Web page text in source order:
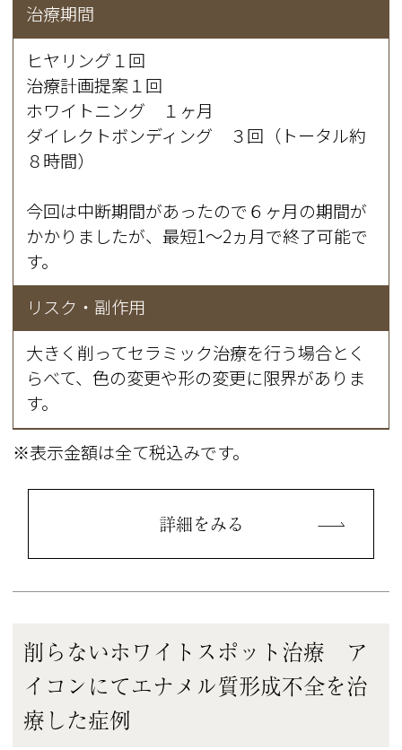
治療期間
ヒヤリング１回
治療計画提案１回
ホワイトニング １ヶ月
ダイレクトボンディング ３回（トータル約
８時間）
今回は中断期間があったので６ヶ月の期間が
かかりましたが、最短1～2ヵ月で終了可能で
す。
リスク・副作用
大きく削ってセラミック治療を行う場合とく
らべて、色の変更や形の変更に限界がありま
す。
※表示金額は全て税込みです。
詳細をみる
削らないホワイトスポット治療 ア
イコンにてエナメル質形成不全を治
療した症例